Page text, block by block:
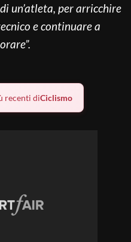
un’atleta, per arricchire
e continuare a
recenti diCiclismo